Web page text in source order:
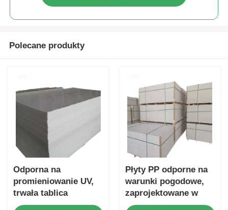
Polecane produkty
Odporna na
promieniowanie UV,
trwała tablica
reklamowa z tworzyw
Płyty PP odporne na
warunki pogodowe,
zaprojektowane w
celu zapewnienia